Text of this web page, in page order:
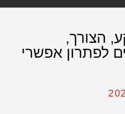
הצורך,
לפתרון אפשרי